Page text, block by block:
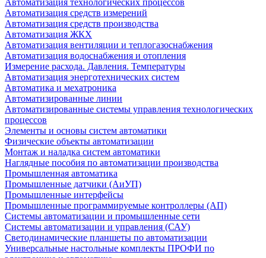
Автоматизация технологических процессов
Автоматизация средств измерений
Автоматизация средств производства
Автоматизация ЖКХ
Автоматизация вентиляции и теплогазоснабжения
Автоматизация водоснабжения и отопления
Измерение расхода. Давления. Температуры
Автоматизация энерготехнических систем
Автоматика и мехатроника
Автоматизированные линии
Автоматизированные системы управления технологических
процессов
Элементы и основы систем автоматики
Физические объекты автоматизации
Монтаж и наладка систем автоматики
Наглядные пособия по автоматизации производства
Промышленная автоматика
Промышленные датчики (АиУП)
Промышленные интерфейсы
Промышленные программируемые контроллеры (АП)
Системы автоматизации и промышленные сети
Системы автоматизации и управления (САУ)
Светодинамические планшеты по автоматизации
Универсальные настольные комплекты ПРОФИ по